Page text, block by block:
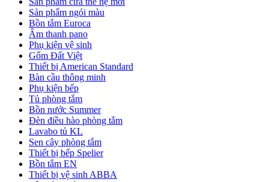
Sản phẩm ngói màu
Bồn tắm Euroca
Âm thanh pano
Phụ kiện vệ sinh
Gốm Đất Việt
Thiết bị American Standard
Bàn cầu thông minh
Phụ kiện bếp
Tủ phòng tắm
Bồn nước Summer
Đèn điều hào phòng tắm
Lavabo tủ KL
Sen cây phòng tắm
Thiết bị bếp Spelier
Bồn tắm EN
Thiết bị vệ sinh ABBA